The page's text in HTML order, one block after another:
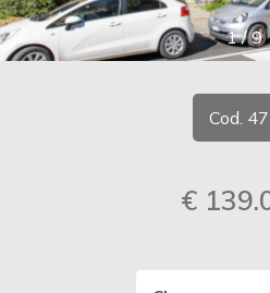
1 / 9
Cod.
€
Comune